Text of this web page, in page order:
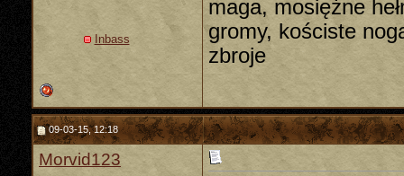
Inbass
maga, mosiężne
gromy, kościste
zbroje
09-03-15, 12:18
Morvid123